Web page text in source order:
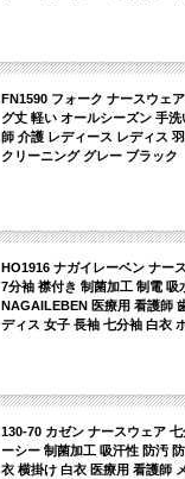
FN1590 フォーク ナースウェ
グ丈 軽い オールシーズン 手
師 介護 レディース レディス
クリーニング グレー ブラック
HO1916 ナガイレーベン ナー
7分袖 襟付き 制菌加工 制電 吸
NAGAILEBEN 医療用 看護師
ディス 女子 長袖 七分袖 白衣
130-70 カゼン ナースウェア
ーシー 制菌加工 吸汗性 防汚
衣 横掛け 白衣 医療用 看護師